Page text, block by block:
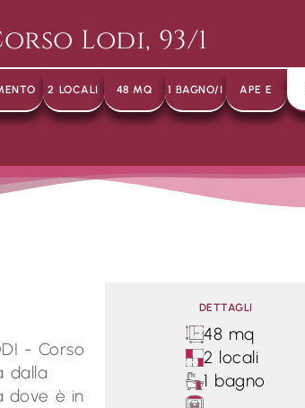
Lodi, 93/1
2 LOCALI 48 MQ 1 BAGNO/I APE E
- Corso
dalla
dove è in
DETTAGLI
48 mq
2 locali
1 bagno